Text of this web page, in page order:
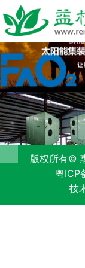
版权所有©
粤
技